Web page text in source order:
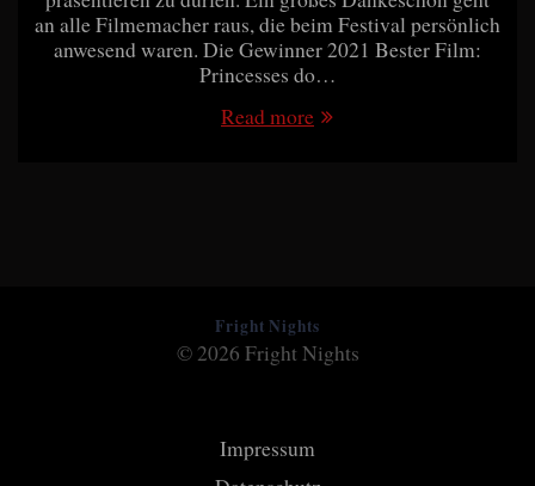
an alle Filmemacher raus, die beim Festival persönlich
anwesend waren. Die Gewinner 2021 Bester Film:
Princesses do…
Read more
Fright Nights
© 2026 Fright Nights
Impressum